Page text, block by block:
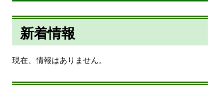
新着情報
現在、情報はありません。